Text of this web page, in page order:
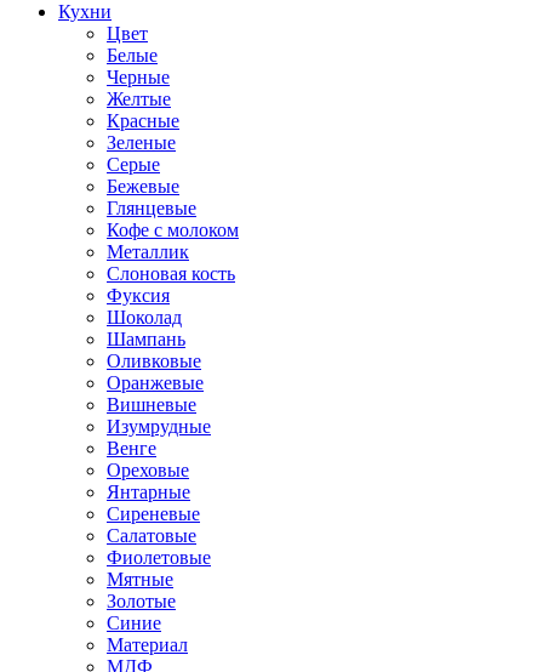
Кухни
Цвет
Белые
Черные
Желтые
Красные
Зеленые
Серые
Бежевые
Глянцевые
Кофе с молоком
Металлик
Слоновая кость
Фуксия
Шоколад
Шампань
Оливковые
Оранжевые
Вишневые
Изумрудные
Венге
Ореховые
Янтарные
Сиреневые
Салатовые
Фиолетовые
Мятные
Золотые
Синие
Материал
МДФ